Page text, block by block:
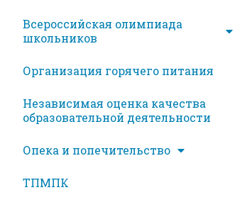
Всероссийская олимпиада
школьников
Организация горячего питания
Независимая оценка качества
образовательной деятельности
Опека и попечительство
ТПМПК